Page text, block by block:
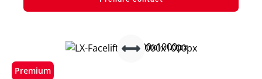
Premium